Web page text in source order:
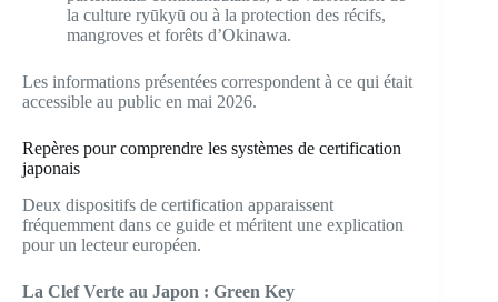
la culture ryūkyū ou à la protection des récifs,
mangroves et forêts d’Okinawa.
Les informations présentées correspondent à ce qui était
accessible au public en mai 2026.
Repères pour comprendre les systèmes de certification
japonais
Deux dispositifs de certification apparaissent
fréquemment dans ce guide et méritent une explication
pour un lecteur européen.
La Clef Verte au Japon : Green Key